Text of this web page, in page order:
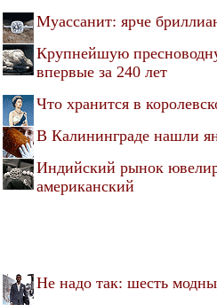
Муассанит: ярче
Крупнейшую
впервые за 240 лет
Что хранится в
В Калининграде нашли
Индийский рынок
американский
Не надо так: шесть